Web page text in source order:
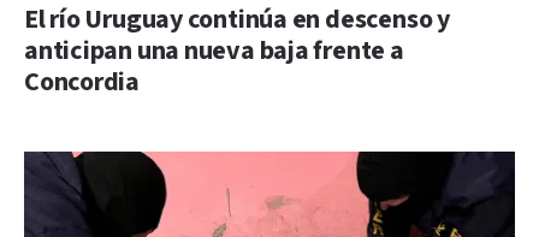
El río Uruguay continúa en descenso y
anticipan una nueva baja frente a
Concordia